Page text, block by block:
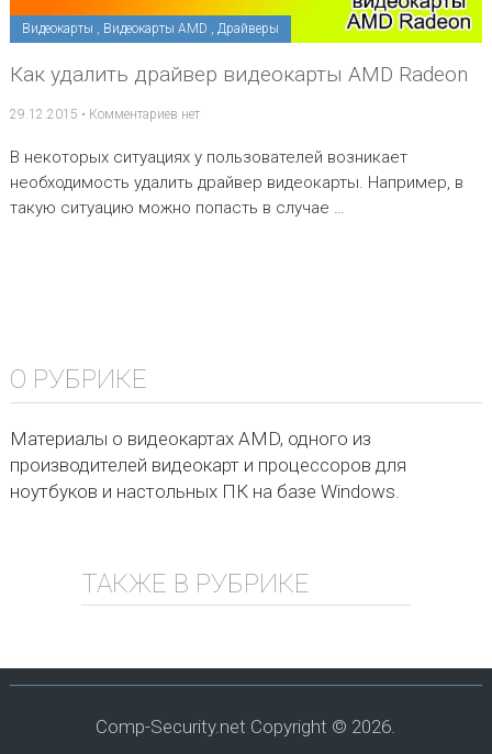
Как удалить драйвер видеокарты AMD Radeon
Видеокарты , Видеокарты AMD , Драйверы
29.12.2015 • Комментариев нет
В некоторых ситуациях у пользователей возникает
необходимость удалить драйвер видеокарты. Например, в
такую ситуацию можно попасть в случае …
О РУБРИКЕ
Материалы о видеокартах AMD, одного из
производителей видеокарт и процессоров для
ноутбуков и настольных ПК на базе Windows.
ТАКЖЕ В РУБРИКЕ
Comp-Security.net Copyright © 2026.